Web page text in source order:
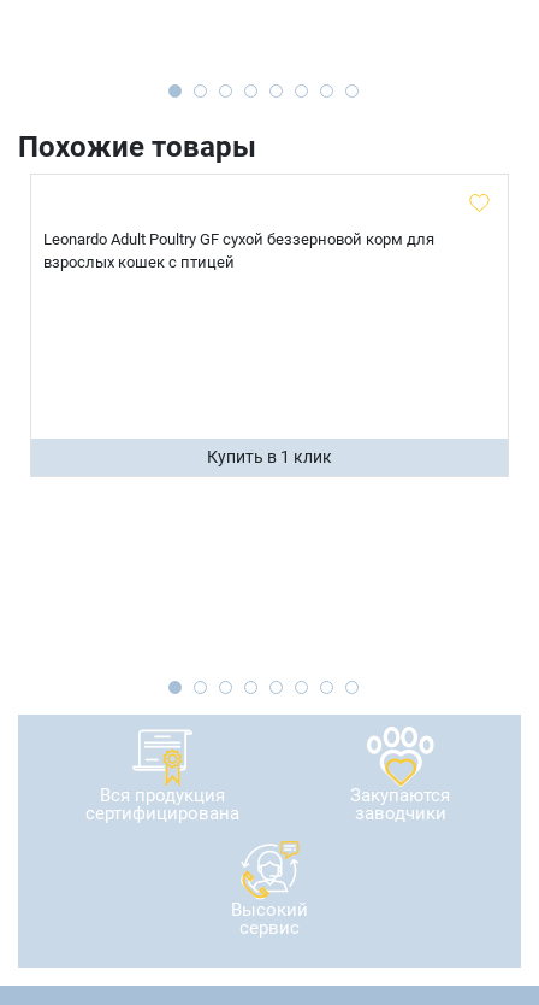
Похожие товары
Leonardo Adult Poultry GF сухой беззерновой корм для
взрослых кошек с птицей
Купить в 1 клик
Вся продукция
сертифицирована
Закупаются
заводчики
Высокий
сервис